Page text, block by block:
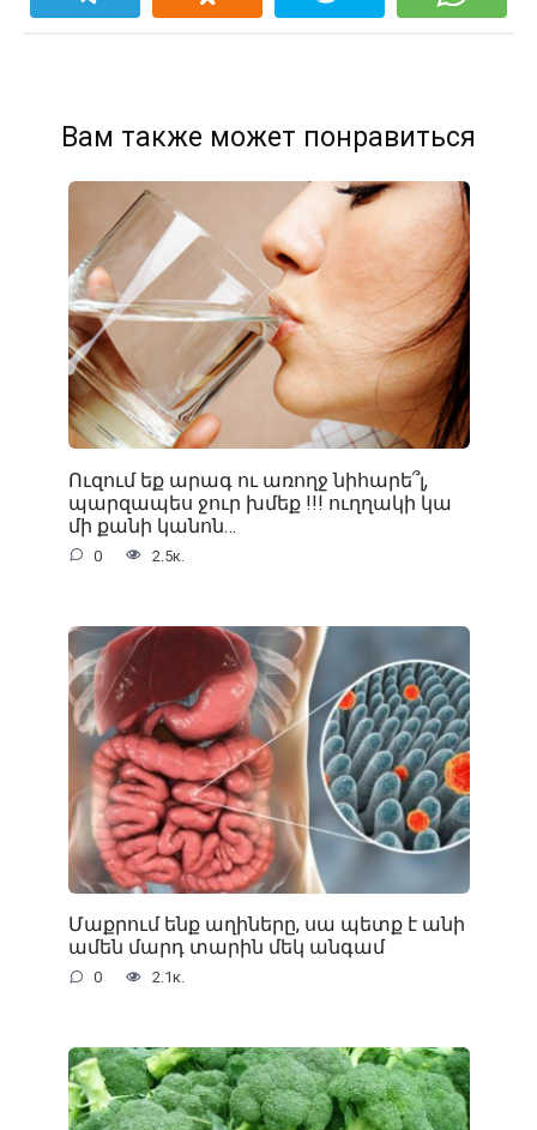
Вам также может понравиться
Ուզում եք արագ ու առողջ նիհարե՞լ,
պարզապես ջուր խմեք !!! ուղղակի կա
մի քանի կանոն…
0 2.5к.
Մաքրում ենք աղիները, սա պետք է անի
ամեն մարդ տարին մեկ անգամ
0 2.1к.